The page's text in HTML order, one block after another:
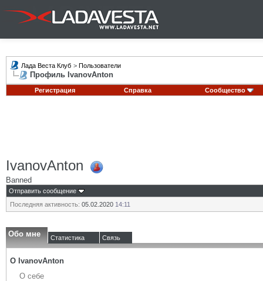
Лада Веста Клуб > Пользователи
Профиль IvanovAnton
Регистрация Справка Сообщество
IvanovAnton
Banned
Отправить сообщение
Последняя активность: 05.02.2020 14:11
Обо мне Статистика Связь
О IvanovAnton
О себе